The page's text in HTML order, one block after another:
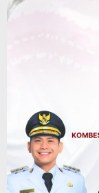
Kalsel
Operasi
Kalsel
Pemerintahan Sosial
Digital,
Jauh,